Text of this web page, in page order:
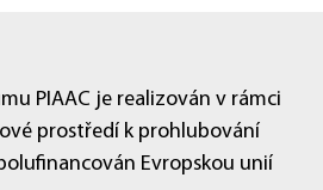
PIAAC je realizován v rámci
prostředí k prohlubování
Evropskou unií